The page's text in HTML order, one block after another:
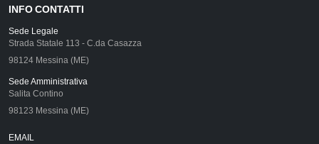
INFO CONTATTI
Sede Legale
Strada Statale 113 - C.da Casazza
98124 Messina (ME)
Sede Amministrativa
Salita Contino
98123 Messina (ME)
EMAIL